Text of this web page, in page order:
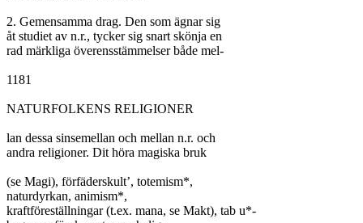
2. Gemensamma drag. Den som ägnar sig
åt studiet av n.r., tycker sig snart skönja en
rad märkliga överensstämmelser både mel-
1181
NATURFOLKENS RELIGIONER
lan dessa sinsemellan och mellan n.r. och
andra religioner. Dit höra magiska bruk
(se Magi), förfäderskult’, totemism*,
naturdyrkan, animism*,
kraftföreställningar (t.ex. mana, se Makt), tab u*-